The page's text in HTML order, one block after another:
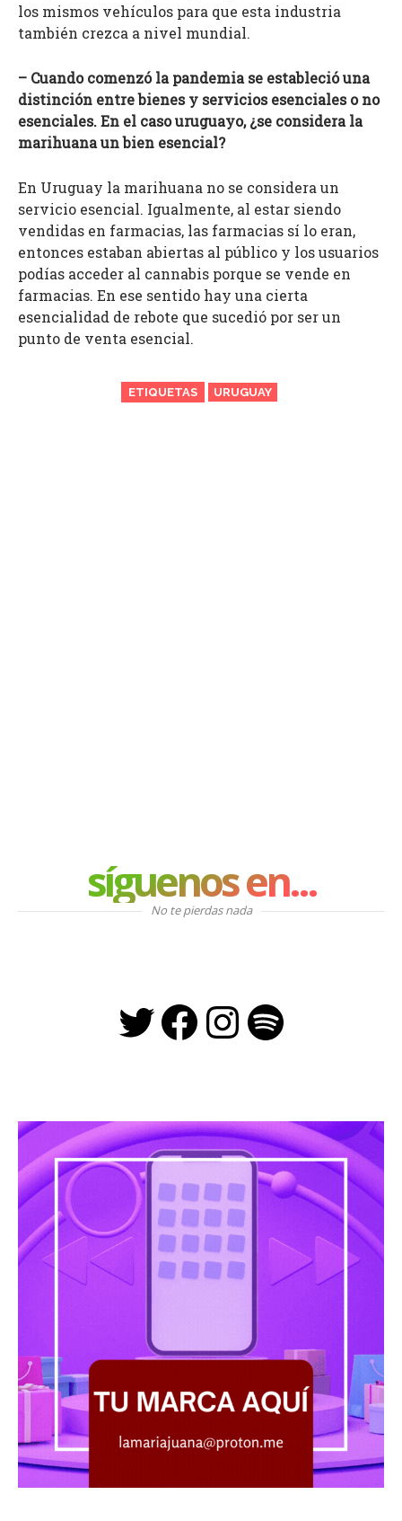
los mismos vehículos para que esta industria
también crezca a nivel mundial.
– Cuando comenzó la pandemia se estableció una
distinción entre bienes y servicios esenciales o no
esenciales. En el caso uruguayo, ¿se considera la
marihuana un bien esencial?
En Uruguay la marihuana no se considera un
servicio esencial. Igualmente, al estar siendo
vendidas en farmacias, las farmacias sí lo eran,
entonces estaban abiertas al público y los usuarios
podías acceder al cannabis porque se vende en
farmacias. En ese sentido hay una cierta
esencialidad de rebote que sucedió por ser un
punto de venta esencial.
ETIQUETAS URUGUAY
síguenos en...
No te pierdas nada
Twitter
Facebook
Instagram
Spotify